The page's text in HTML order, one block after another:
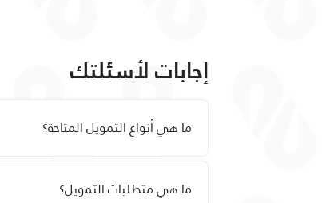
إجابات لأسئلتك
ما هي أنواع التمويل المتاحة؟
ما هي متطلبات التمويل؟